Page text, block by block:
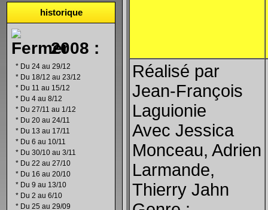
historique
2008 :
* Du 24 au 29/12
* Du 18/12 au 23/12
* Du 11 au 15/12
* Du 4 au 8/12
* Du 27/11 au 1/12
* Du 20 au 24/11
* Du 13 au 17/11
* Du 6 au 10/11
* Du 30/10 au 3/11
* Du 22 au 27/10
* Du 16 au 20/10
* Du 9 au 13/10
* Du 2 au 6/10
* Du 25 au 29/09
Réalisé par
Jean-François
Laguionie
Avec Jessica
Monceau, Adrien
Larmande,
Thierry Jahn